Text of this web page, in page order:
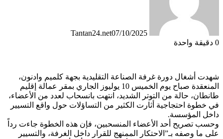
Tantan24.net07/10/2025
0 دقيقة واحدة
شهدت أشغال دورة غرفة الصناعة التقليدية بجهة كلميم وادنون،
المنعقدة صباح يوم الخميس 10 يوليوز الجاري بمقر عمالة إقليم
طانطان، حالة من التوتر الشديد، انتهت بانسحاب لعدد من الأعضاء،
في خطوة احتجاجية أثارت الكثير من التساؤلات حول واقع التسيير
داخل المؤسسة.
وحسب تصريح أحد الأعضاء المنسحبين، فإن هذه الخطوة جاءت رداً
على ما وصفه بـ”الاحتكار الممنهج للقرار داخل الغرفة، والتسيير